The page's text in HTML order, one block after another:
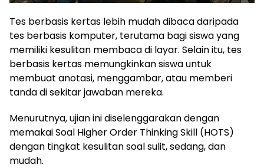
Tes berbasis kertas lebih mudah dibaca daripada
tes berbasis komputer, terutama bagi siswa yang
memiliki kesulitan membaca di layar. Selain itu, tes
berbasis kertas memungkinkan siswa untuk
membuat anotasi, menggambar, atau memberi
tanda di sekitar jawaban mereka.
Menurutnya, ujian ini diselenggarakan dengan
memakai Soal Higher Order Thinking Skill (HOTS)
dengan tingkat kesulitan soal sulit, sedang, dan
mudah.